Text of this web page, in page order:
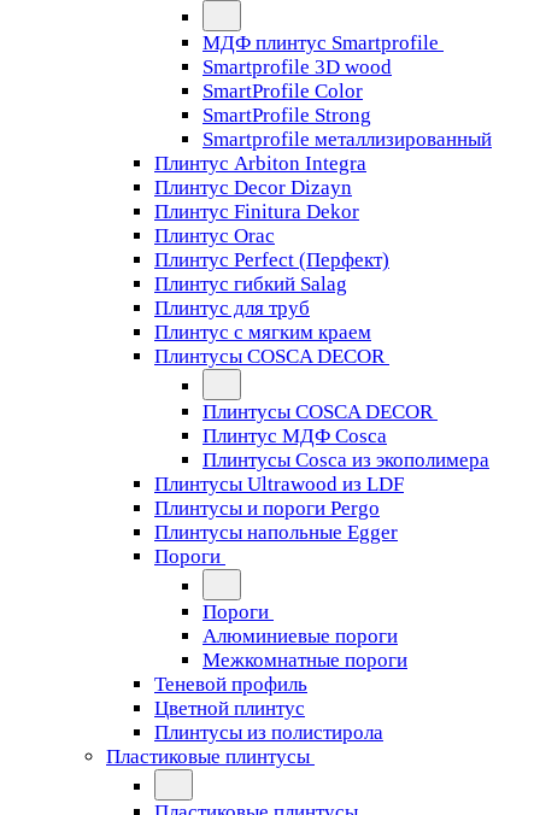
МДФ плинтус Smartprofile
Smartprofile 3D wood
SmartProfile Color
SmartProfile Strong
Smartprofile металлизированный
Плинтус Arbiton Integra
Плинтус Decor Dizayn
Плинтус Finitura Dekor
Плинтус Orac
Плинтус Perfect (Перфект)
Плинтус гибкий Salag
Плинтус для труб
Плинтус с мягким краем
Плинтусы COSCA DECOR
Плинтусы COSCA DECOR
Плинтус МДФ Cosca
Плинтусы Cosca из экополимера
Плинтусы Ultrawood из LDF
Плинтусы и пороги Pergo
Плинтусы напольные Egger
Пороги
Пороги
Алюминиевые пороги
Межкомнатные пороги
Теневой профиль
Цветной плинтус
Плинтусы из полистирола
Пластиковые плинтусы